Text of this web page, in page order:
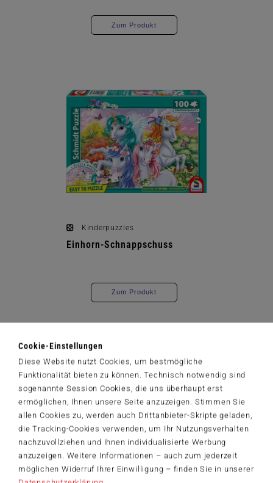
Cookie-Einstellungen
Diese Website nutzt Cookies, um bestmögliche
Funktionalität bieten zu können. Technisch notwendig sind
sogenannte Session Cookies, die uns überhaupt erst
ermöglichen, Ihnen unsere Seite anzuzeigen. Stimmen Sie
allen Cookies zu, werden auch Drittanbieter-Skripte geladen,
die Tracking-Cookies verwenden, um Ihr Nutzungsverhalten
nachzuvollziehen und Ihnen individualisierte Werbung
anzuzeigen. Weitere Informationen – auch zum jederzeit
möglichen Widerruf Ihrer Einwilligung – finden Sie in unserer
Zum Produkt
Kinderpuzzles
Einhorn-Schnappschuss
Zum Produkt